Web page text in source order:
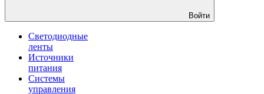
Войти
Светодиодные
ленты
Источники
питания
Системы
управления